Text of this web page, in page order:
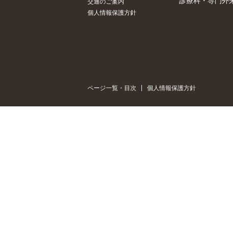
交通のご案内
個人情報保護方針
ページ一覧・目次 個人情報保護方針